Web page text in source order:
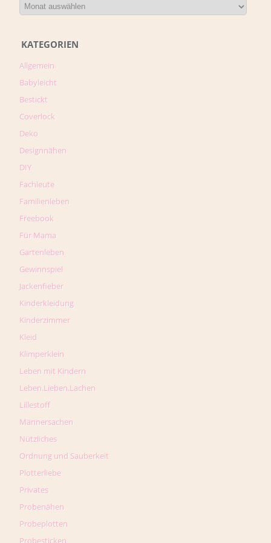
KATEGORIEN
Allgemein
Babyleicht
Bestickt
Coverlock
Deko
Designnähen
DIY
Fachleute
Familienleben
Freebook
Für Mama
Gartenleben
Gewinnspiel
Jackenfieber
Kinderkleidung
Kinderzimmer
Kleid
Klimperklein
Leben mit Kindern
Leben.Lieben.Lachen
Lillestoff
Männersachen
Nützliches
Ordnung und Sauberkeit
Plotterliebe
Privates
Probenähen
Probeplotten
Probesticken